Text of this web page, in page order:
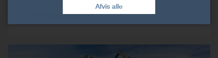
www.strongtie.pl
Afvis alle